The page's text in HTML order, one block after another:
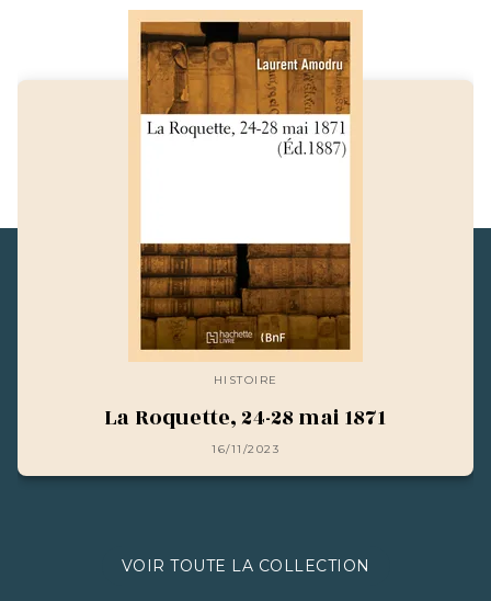
HISTOIRE
La Roquette, 24-28 mai 1871
16/11/2023
VOIR TOUTE LA COLLECTION